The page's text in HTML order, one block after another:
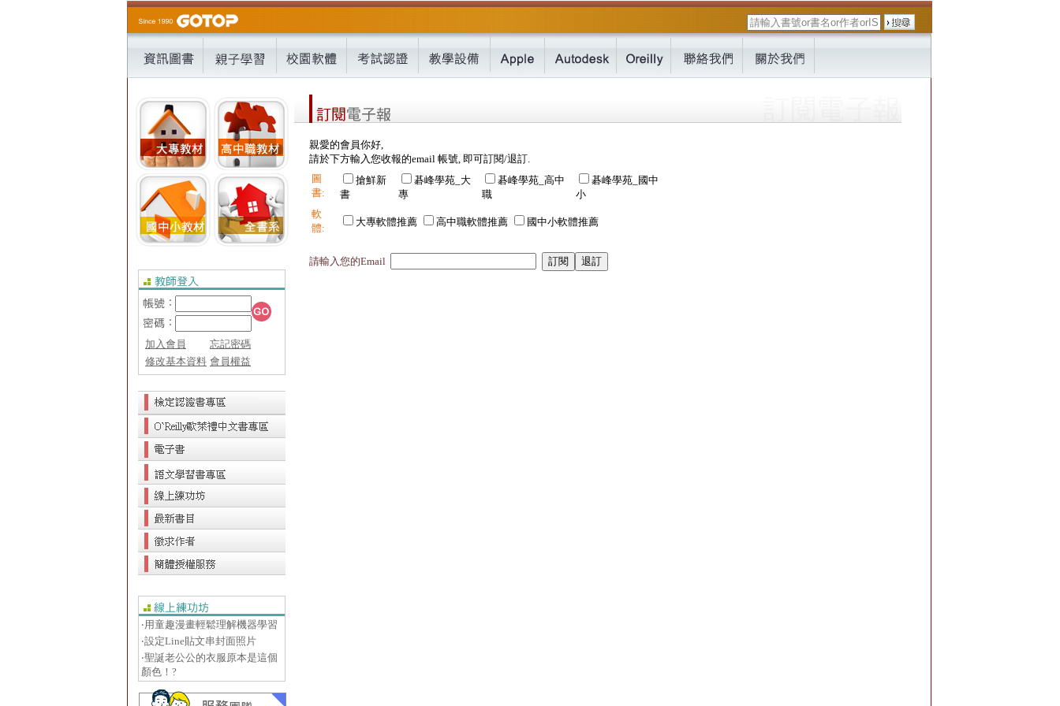
加入會員
忘記密碼
修改基本資料 會員權益
‧用童趣漫畫輕鬆理解機器學習
‧設定Line貼文串封面照片
‧聖誕老公公的衣服原本是這個
顏色！?
親愛的會員你好,
請於下方輸入您收報的email 帳號, 即可訂閱/退訂.
圖
書:
搶鮮新
書
碁峰學苑_大
專
碁峰學苑_高中
職
碁峰學苑_國中
小
軟
體:
大專軟體推薦 高中職軟體推薦 國中小軟體推薦
請輸入您的Email